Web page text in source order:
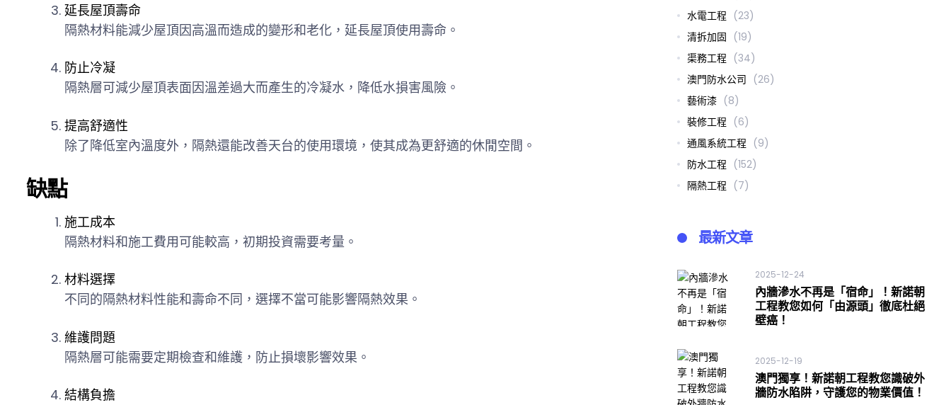
延長屋頂壽命
隔熱材料能減少屋頂因高溫而造成的變形和老化，延長屋頂使用壽命。
防止冷凝
隔熱層可減少屋頂表面因溫差過大而產生的冷凝水，降低水損害風險。
提高舒適性
除了降低室內溫度外，隔熱還能改善天台的使用環境，使其成為更舒適的休閒空間。
缺點
施工成本
隔熱材料和施工費用可能較高，初期投資需要考量。
材料選擇
不同的隔熱材料性能和壽命不同，選擇不當可能影響隔熱效果。
維護問題
隔熱層可能需要定期檢查和維護，防止損壞影響效果。
結構負擔
水電工程 (23)
清拆加固 (19)
渠務工程 (34)
澳門防水公司 (26)
藝術漆 (8)
裝修工程 (6)
通風系統工程 (9)
防水工程 (152)
隔熱工程 (7)
最新文章
2025-12-24
內牆滲水不再是「宿命」！新諾朝
工程教您如何「由源頭」徹底杜絕
壁癌！
2025-12-19
澳門獨享！新諾朝工程教您識破外
牆防水陷阱，守護您的物業價值！